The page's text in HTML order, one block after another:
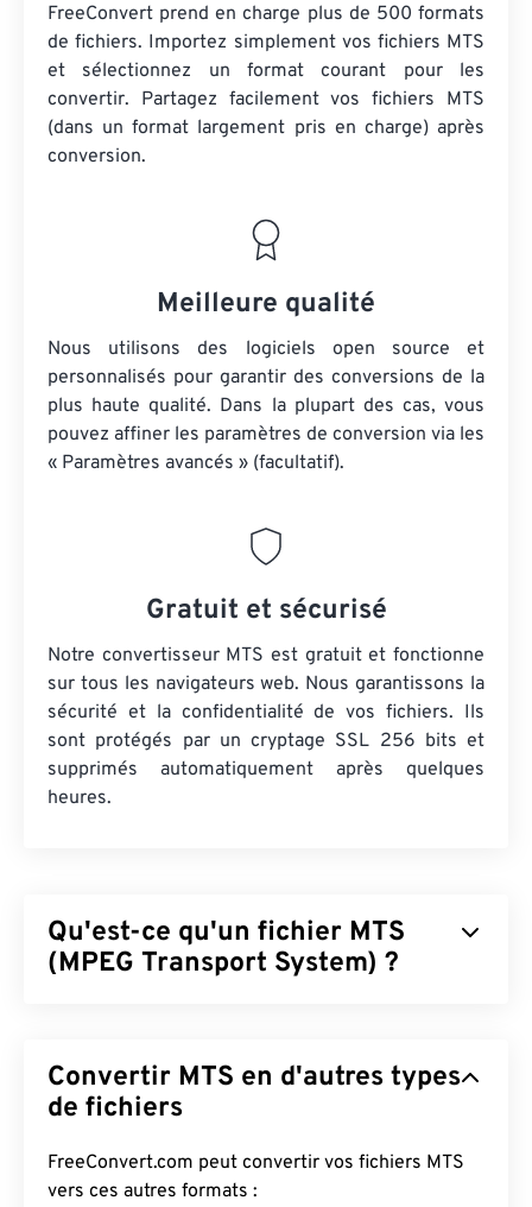
FreeConvert prend en charge plus de 500 formats
de fichiers. Importez simplement vos fichiers MTS
et sélectionnez un format courant pour les
convertir. Partagez facilement vos fichiers MTS
(dans un format largement pris en charge) après
conversion.
Meilleure qualité
Nous utilisons des logiciels open source et
personnalisés pour garantir des conversions de la
plus haute qualité. Dans la plupart des cas, vous
pouvez affiner les paramètres de conversion via les
« Paramètres avancés » (facultatif).
Gratuit et sécurisé
Notre convertisseur MTS est gratuit et fonctionne
sur tous les navigateurs web. Nous garantissons la
sécurité et la confidentialité de vos fichiers. Ils
sont protégés par un cryptage SSL 256 bits et
supprimés automatiquement après quelques
heures.
Qu'est-ce qu'un fichier MTS
(MPEG Transport System) ?
(HD)pour la capture vidéo et audio.Sonyet
Panasonicont développé le MTS, mais
fichiers MTS. Ce type de fichier est également
compatible avecle Blu-ray
Convertir MTS en d'autres types
de fichiers
FreeConvert.com peut convertir vos fichiers MTS
vers ces autres formats :